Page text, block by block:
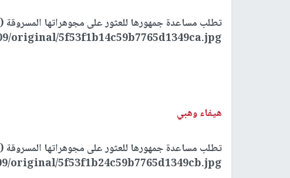
تطلب مساعدة جمهورها للعثور على مجوهراتها
5f53f1b14c59b7765d1349ca.jpg"/>
هيفاء وهبي
تطلب مساعدة جمهورها للعثور على مجوهراتها
5f53f1b24c59b7765d1349cb.jpg"/>